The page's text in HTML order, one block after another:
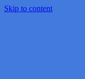
Skip to content